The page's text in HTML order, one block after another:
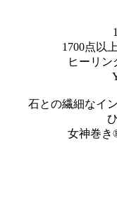
1700点以
ヒーリン
石との繊細なイ
女神巻